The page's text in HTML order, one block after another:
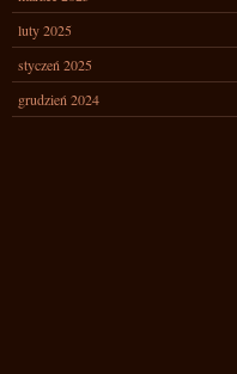
luty 2025
styczeń 2025
grudzień 2024